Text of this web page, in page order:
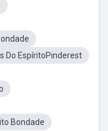
Do EspíritoPinderest
Bondade